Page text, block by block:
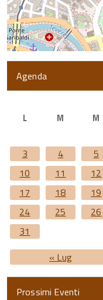
Agenda
L M M
3
4 5
10
11 12
17
18 19
24
25 26
31
« Lug
Prossimi Eventi